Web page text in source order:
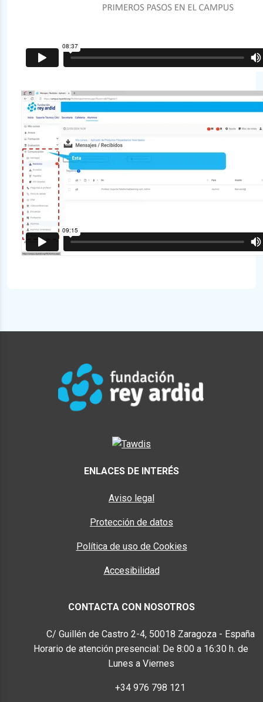
ENLACES DE INTERÉS
Aviso legal
Protección de datos
Política de uso de Cookies
Accesibilidad
CONTACTA CON NOSOTROS
Ubicación
C/ Guillén de Castro 2-4, 50018 Zaragoza - España
Horario de atención presencial: De 8:00 a 16:30 h. de
Lunes a Viernes
Teléfono
+34 976 798 121